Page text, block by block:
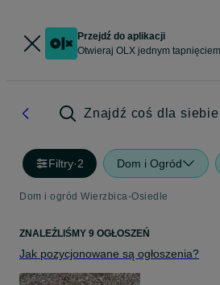
Przejdź do aplikacji
Otwieraj OLX jednym tapnięciem
Znajdź coś dla siebie
Filtry·2 Dom i Ogród
Dom i ogród Wierzbica-Osiedle
ZNALEŹLIŚMY 9 OGŁOSZEŃ
Jak pozycjonowane są ogłoszenia?